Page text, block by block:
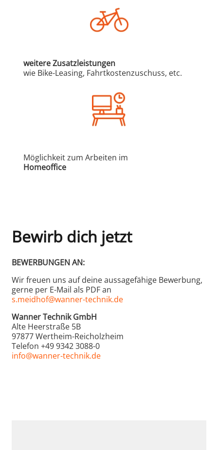
weitere Zusatzleistungen
wie Bike-Leasing, Fahrtkostenzuschuss, etc.
Möglichkeit zum Arbeiten im
Homeoffice
Bewirb dich jetzt
BEWERBUNGEN AN:
Wir freuen uns auf deine aussagefähige Bewerbung,
gerne per E-Mail als PDF an
s.meidhof@wanner-technik.de
Wanner Technik GmbH
Alte Heerstraße 5B
97877 Wertheim-Reicholzheim
Telefon +49 9342 3088-0
info@wanner-technik.de